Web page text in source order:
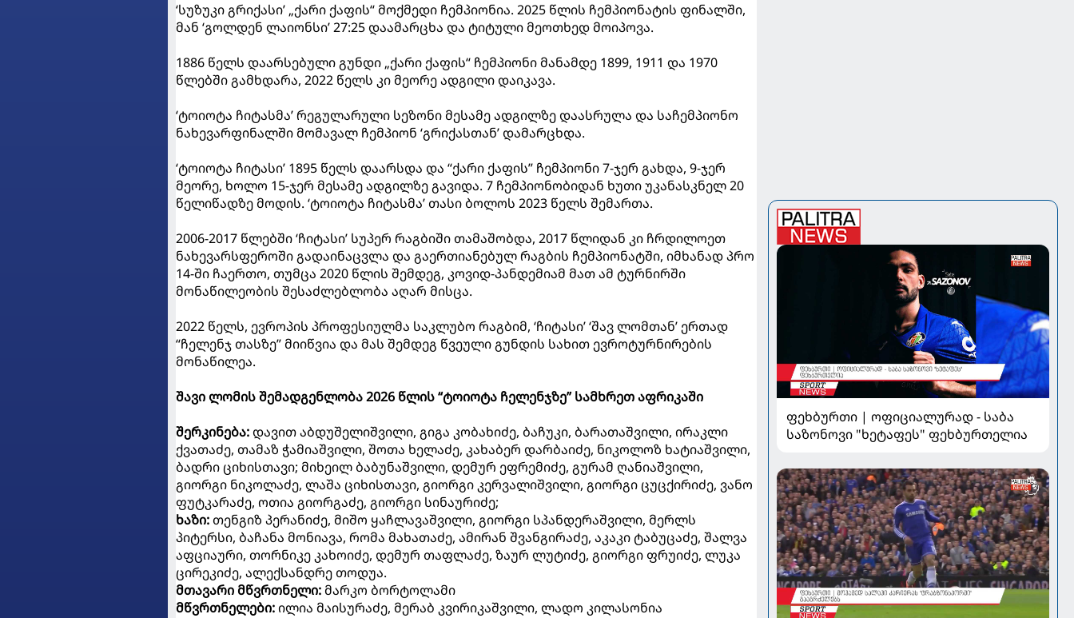
‘სუზუკი გრიქასი’ „ქარი ქაფის“ მოქმედი ჩემპიონია. 2025 წლის ჩემპიონატის ფინალში,
მან ‘გოლდენ ლაიონსი’ 27:25 დაამარცხა და ტიტული მეოთხედ მოიპოვა.
1886 წელს დაარსებული გუნდი „ქარი ქაფის“ ჩემპიონი მანამდე 1899, 1911 და 1970
წლებში გამხდარა, 2022 წელს კი მეორე ადგილი დაიკავა.
‘ტოიოტა ჩიტასმა’ რეგულარული სეზონი მესამე ადგილზე დაასრულა და საჩემპიონო
ნახევარფინალში მომავალ ჩემპიონ ‘გრიქასთან’ დამარცხდა.
‘ტოიოტა ჩიტასი’ 1895 წელს დაარსდა და “ქარი ქაფის” ჩემპიონი 7-ჯერ გახდა, 9-ჯერ
მეორე, ხოლო 15-ჯერ მესამე ადგილზე გავიდა. 7 ჩემპიონობიდან ხუთი უკანასკნელ 20
წელიწადზე მოდის. ‘ტოიოტა ჩიტასმა’ თასი ბოლოს 2023 წელს შემართა.
2006-2017 წლებში ‘ჩიტასი’ სუპერ რაგბიში თამაშობდა, 2017 წლიდან კი ჩრდილოეთ
ნახევარსფეროში გადაინაცვლა და გაერთიანებულ რაგბის ჩემპიონატში, იმხანად პრო
14-ში ჩაერთო, თუმცა 2020 წლის შემდეგ, კოვიდ-პანდემიამ მათ ამ ტურნირში
მონაწილეობის შესაძლებლობა აღარ მისცა.
2022 წელს, ევროპის პროფესიულმა საკლუბო რაგბიმ, ‘ჩიტასი’ ‘შავ ლომთან’ ერთად
“ჩელენჯ თასზე” მიიწვია და მას შემდეგ წვეული გუნდის სახით ევროტურნირების
მონაწილეა.
შავი ლომის შემადგენლობა 2026 წლის “ტოიოტა ჩელენჯზე” სამხრეთ აფრიკაში
შერკინება:დავით აბდუშელიშვილი, გიგა კობახიძე, ბაჩუკი, ბარათაშვილი, ირაკლი
ქვათაძე, თამაზ ჭამიაშვილი, შოთა ხელაძე, კახაბერ დარბაიძე, ნიკოლოზ ხატიაშვილი,
ბადრი ციხისთავი; მიხეილ ბაბუნაშვილი, დემურ ეფრემიძე, გურამ ღანიაშვილი,
გიორგი ნიკოლაძე, ლაშა ციხისთავი, გიორგი კერვალიშვილი, გიორგი ცუცქირიძე, ვანო
ფუტკარაძე, ოთია გიორგაძე, გიორგი სინაურიძე;
ხაზი:თენგიზ პერანიძე, მიშო ყაჩლავაშვილი, გიორგი სპანდერაშვილი, მერლს
პიტერსი, ბაჩანა მონიავა, რომა მახათაძე, ამირან შვანგირაძე, აკაკი ტაბუცაძე, შალვა
აფციაური, თორნიკე კახოიძე, დემურ თაფლაძე, ზაურ ლუტიძე, გიორგი ფრუიძე, ლუკა
ცირეკიძე, ალექსანდრე თოდუა.
მთავარი მწვრთნელი:მარკო ბორტოლამი
მწვრთნელები:ილია მაისურაძე, მერაბ კვირიკაშვილი, ლადო კილასონია
ფეხბურთი | ოფიციალურად - საბა
საზონოვი "ხეტაფეს" ფეხბურთელია